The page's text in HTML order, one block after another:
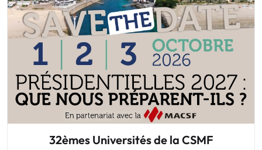
32èmes Universités de la CSMF